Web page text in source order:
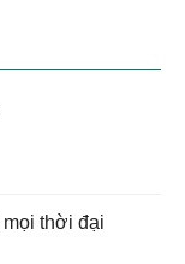
mọi thời đại